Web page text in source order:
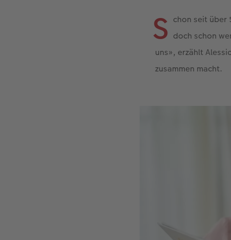
S chon seit über
doch schon
uns», erzählt
zusammen macht.